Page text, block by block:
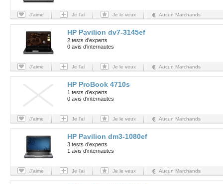
J'aime Je l'ai Je le veux Aucun Marchands
HP Pavilion dv7-3145ef
2 tests d’experts
0 avis d'internautes
J'aime Je l'ai Je le veux Aucun Marchands
HP ProBook 4710s
1 tests d’experts
0 avis d'internautes
J'aime Je l'ai Je le veux Aucun Marchands
HP Pavilion dm3-1080ef
3 tests d’experts
1 avis d'internautes
J'aime Je l'ai Je le veux Aucun Marchands